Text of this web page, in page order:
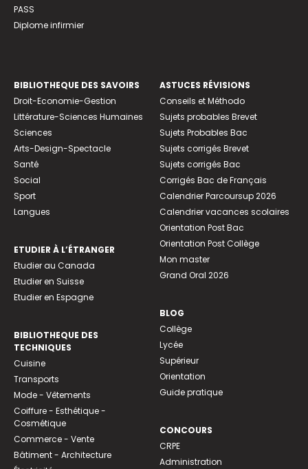
PASS
Diplome infirmier
BIBLIOTHEQUE DES SAVOIRS
Droit-Economie-Gestion
Littérature-Sciences Humaines
Sciences
Arts-Design-Spectacle
Santé
Social
Sport
Langues
ETUDIER À L’ÉTRANGER
Etudier au Canada
Etudier en Suisse
Etudier en Espagne
BIBLIOTHEQUE DES
TECHNIQUES
Cuisine
Transports
Mode - Vêtements
Coiffure - Esthétique -
Cosmétique
Commerce - Vente
Bâtiment - Architecture
ASTUCES RÉVISIONS
Conseils et Méthodo
Sujets probables Brevet
Sujets Probables Bac
Sujets corrigés Brevet
Sujets corrigés Bac
Corrigés Bac de Français
Calendrier Parcoursup 2026
Calendrier vacances scolaires
Orientation Post Bac
Orientation Post Collège
Mon master
Grand Oral 2026
BLOG
Collège
Lycée
Supérieur
Orientation
Guide pratique
CONCOURS
CRPE
Administration